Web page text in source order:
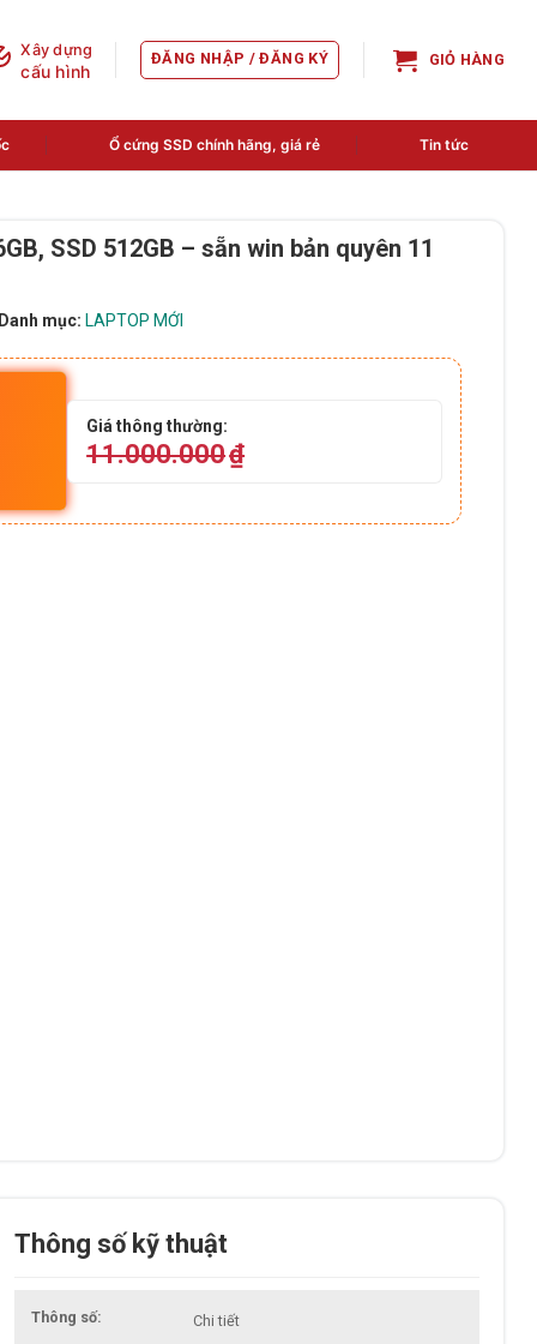
Xây dựng
cấu hình
ĐĂNG NHẬP / ĐĂNG KÝ GIỎ HÀNG
Ổ cứng SSD chính hãng, giá rẻ Tin tức
SSD 512GB – sẵn win bản quyên 11
Danh mục: LAPTOP MỚI
Giá thông thường:
11.000.000₫
Thông số kỹ thuật
Thông số Chi tiết